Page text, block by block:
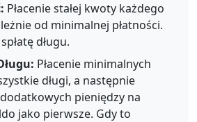
Płacenie stałej kwoty każdego
od minimalnej płatności.
długu.
Płacenie minimalnych
długi, a następnie
pieniędzy na
jako pierwsze. Gdy to